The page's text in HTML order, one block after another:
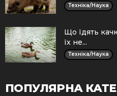
Техніка/Наука
Що їдять
їх не...
Техніка/Наука
ПОПУЛЯРНА